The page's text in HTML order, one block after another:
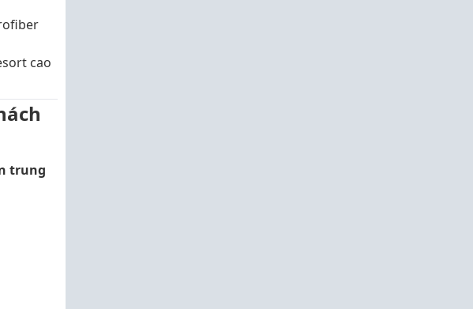
cao
trung